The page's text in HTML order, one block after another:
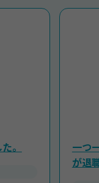
。
一つ
が退